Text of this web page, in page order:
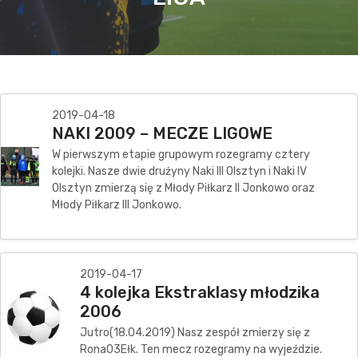
2019-04-18
NAKI 2009 – MECZE LIGOWE
W pierwszym etapie grupowym rozegramy cztery
kolejki. Nasze dwie drużyny Naki III Olsztyn i Naki IV
Olsztyn zmierzą się z Młody Piłkarz II Jonkowo oraz
Młody Piłkarz III Jonkowo.
2019-04-17
4 kolejka Ekstraklasy młodzika
2006
Jutro(18.04.2019) Nasz zespół zmierzy się z
Rona03Ełk. Ten mecz rozegramy na wyjeździe.